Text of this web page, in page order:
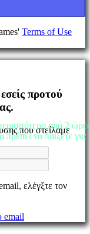
Terms of Use
προτού
που στείλαμε
ελέγξτε τον
email
από 2 ώρες
να παίξετε για